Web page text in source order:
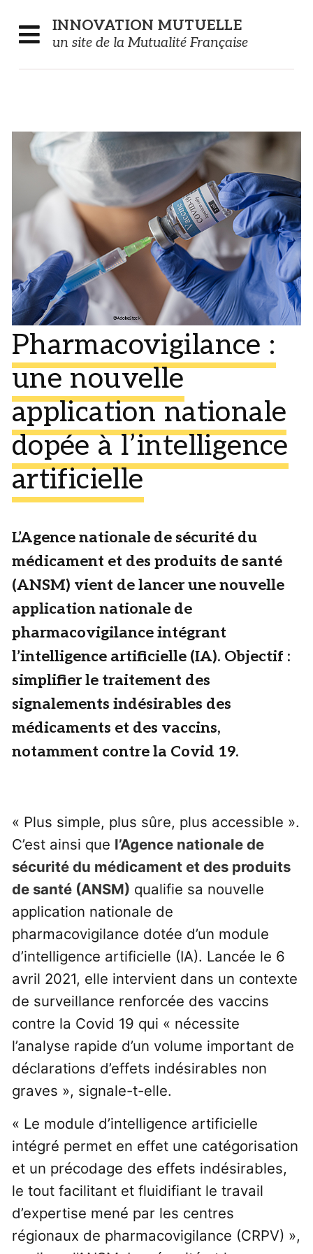
INNOVATION MUTUELLE
un site de la Mutualité Française
Pharmacovigilance :
une nouvelle
application nationale
dopée à l’intelligence
artificielle
L’Agence nationale de sécurité du
médicament et des produits de santé
(ANSM) vient de lancer une nouvelle
application nationale de
pharmacovigilance intégrant
l’intelligence artificielle (IA). Objectif :
simplifier le traitement des
signalements indésirables des
médicaments et des vaccins,
notamment contre la Covid 19.
« Plus simple, plus sûre, plus accessible ».
C’est ainsi que l’Agence nationale de
sécurité du médicament et des produits
de santé (ANSM) qualifie sa nouvelle
application nationale de
pharmacovigilance dotée d’un module
d’intelligence artificielle (IA). Lancée le 6
avril 2021, elle intervient dans un contexte
de surveillance renforcée des vaccins
contre la Covid 19 qui « nécessite
l’analyse rapide d’un volume important de
déclarations d’effets indésirables non
graves », signale-t-elle.
« Le module d’intelligence artificielle
intégré permet en effet une catégorisation
et un précodage des effets indésirables,
le tout facilitant et fluidifiant le travail
d’expertise mené par les centres
régionaux de pharmacovigilance (CRPV) »,